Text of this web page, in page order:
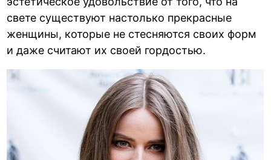
свете существуют настолько прекрасные
женщины, которые не стесняются своих форм
и даже считают их своей гордостью.